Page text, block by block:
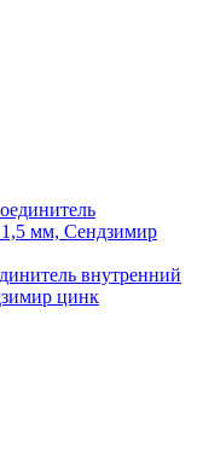
внутренний
цинк